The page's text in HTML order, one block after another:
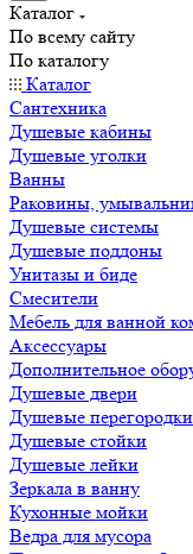
Каталог
По всему сайту
По каталогу
Каталог
Сантехника
Душевые кабины
Душевые уголки
Ванны
Раковины,
Душевые системы
Душевые поддоны
Унитазы и биде
Смесители
Мебель для ванной
Аксессуары
Дополнительное
Душевые двери
Душевые перегородки
Душевые стойки
Душевые лейки
Зеркала в ванну
Кухонные мойки
Ведра для мусора